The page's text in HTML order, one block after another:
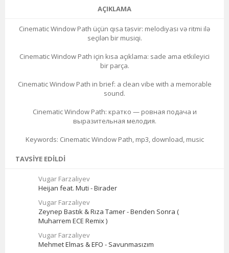
AÇIKLAMA
Cinematic Window Path üçün qısa təsvir: melodiyası və ritmi ilə
seçilən bir musiqi.
Cinematic Window Path için kısa açıklama: sade ama etkileyici
bir parça.
Cinematic Window Path in brief: a clean vibe with a memorable
sound.
Cinematic Window Path: кратко — ровная подача и
выразительная мелодия.
Keywords: Cinematic Window Path, mp3, download, music
TAVSIYE EDILDI
Vugar Farzaliyev
Heijan feat. Muti - Birader
Vugar Farzaliyev
Zeynep Bastık & Rıza Tamer - Benden Sonra (
Muharrem ECE Remix )
Vugar Farzaliyev
Mehmet Elmas & EFO - Savunmasızım